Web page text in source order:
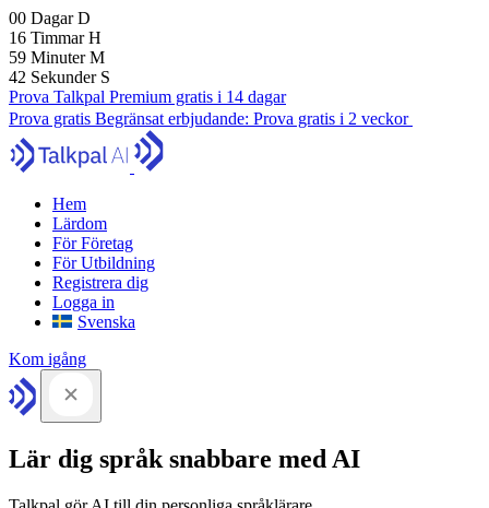
00 DagarD
16 TimmarH
59 MinuterM
41 Sekunder S
Prova Talkpal Premium gratis i 14 dagar
Prova gratis Begränsat erbjudande: Prova gratis i 2 veckor
Hem
Lärdom
För Företag
För Utbildning
Registrera dig
Logga in
Svenska
Kom igång
Lär dig språk snabbare med AI